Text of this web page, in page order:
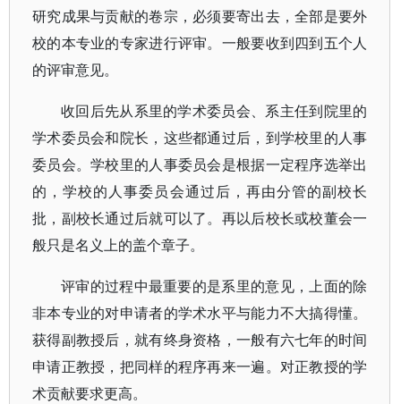
研究成果与贡献的卷宗，必须要寄出去，全部是要外
校的本专业的专家进行评审。一般要收到四到五个人
的评审意见。
收回后先从系里的学术委员会、系主任到院里的
学术委员会和院长，这些都通过后，到学校里的人事
委员会。学校里的人事委员会是根据一定程序选举出
的，学校的人事委员会通过后，再由分管的副校长
批，副校长通过后就可以了。再以后校长或校董会一
般只是名义上的盖个章子。
评审的过程中最重要的是系里的意见，上面的除
非本专业的对申请者的学术水平与能力不大搞得懂。
获得副教授后，就有终身资格，一般有六七年的时间
申请正教授，把同样的程序再来一遍。对正教授的学
术贡献要求更高。